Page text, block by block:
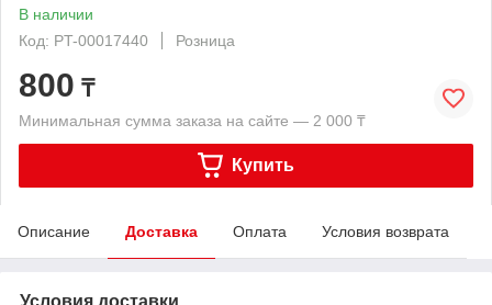
В наличии
Код: PT-00017440
Розница
800 ₸
Минимальная сумма заказа на сайте — 2 000 ₸
Купить
Описание Доставка Оплата Условия возврата
Условия доставки